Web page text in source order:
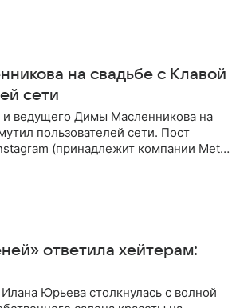
на свадьбе с Клавой
сети
и ведущего Димы Масленникова на
пользователей сети. Пост
(принадлежит компании Meta,
ответила хейтерам:
Юрьева столкнулась с волной